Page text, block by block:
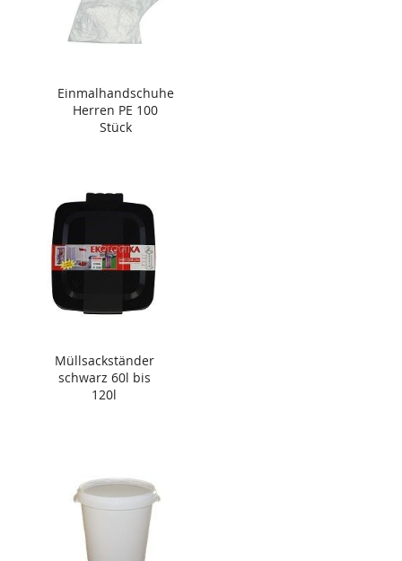
Einmalhandschuhe
Herren PE 100
Stück
Müllsackständer
schwarz 60l bis
120l